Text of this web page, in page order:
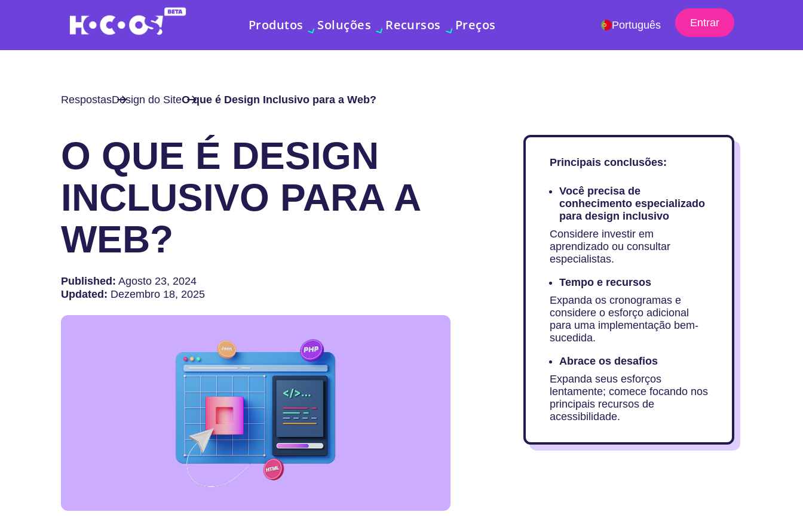
Produtos Soluções Recursos Preços Português Entrar
RespostasDesign do SiteO que é Design Inclusivo para a Web?
O QUE É DESIGN
INCLUSIVO PARA A
WEB?
Published: Agosto 23, 2024
Updated: Dezembro 18, 2025
Principais conclusões:
Você precisa de
conhecimento especializado
para design inclusivo
Considere investir em
aprendizado ou consultar
especialistas.
Tempo e recursos
Expanda os cronogramas e
considere o esforço adicional
para uma implementação bem-
sucedida.
Abrace os desafios
Expanda seus esforços
lentamente; comece focando nos
principais recursos de
acessibilidade.